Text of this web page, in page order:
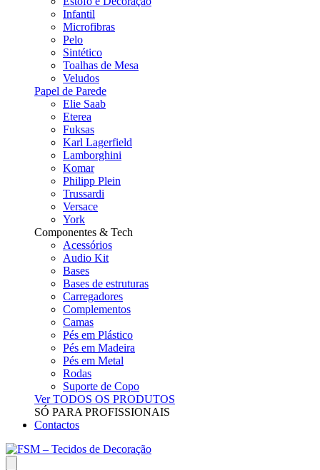
Infantil
Microfibras
Pelo
Sintético
Toalhas de Mesa
Veludos
Papel de Parede
Elie Saab
Eterea
Fuksas
Karl Lagerfield
Lamborghini
Komar
Philipp Plein
Trussardi
Versace
York
Componentes & Tech
Acessórios
Audio Kit
Bases
Bases de estruturas
Carregadores
Complementos
Camas
Pés em Plástico
Pés em Madeira
Pés em Metal
Rodas
Suporte de Copo
Ver TODOS OS PRODUTOS
SÓ PARA PROFISSIONAIS
Contactos